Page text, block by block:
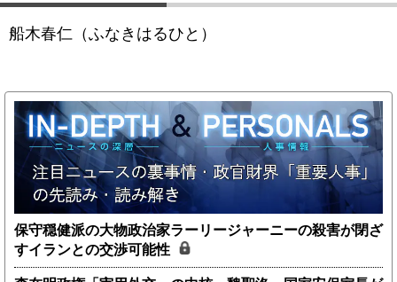
船木春仁（ふなきはるひと）
保守穏健派の大物政治家ラーリージャーニーの殺害が閉ざ
すイランとの交渉可能性